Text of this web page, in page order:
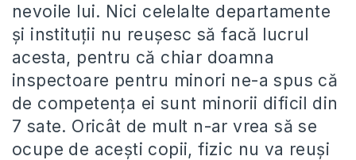
nevoile lui. Nici celelalte departamente
şi instituţii nu reuşesc să facă lucrul
acesta, pentru că chiar doamna
inspectoare pentru minori ne-a spus că
de competenţa ei sunt minorii dificil din
7 sate. Oricât de mult n-ar vrea să se
ocupe de aceşti copii, fizic nu va reuşi